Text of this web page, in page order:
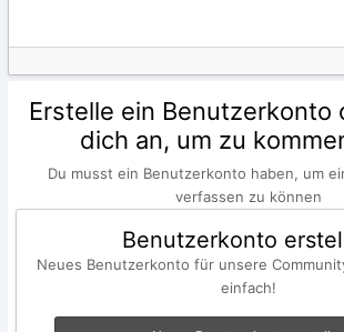
Erstelle ein Benutzerkonto
dich an, um zu
Du musst ein Benutzerkonto haben, um
verfassen zu können
Benutzerkonto
Neues Benutzerkonto für unsere
einfach!